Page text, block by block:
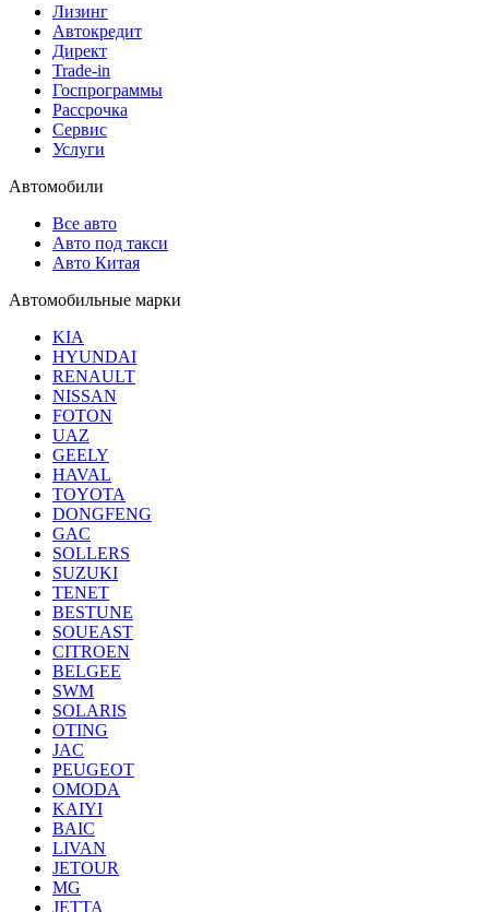
Лизинг
Автокредит
Директ
Trade-in
Госпрограммы
Рассрочка
Сервис
Услуги
Автомобили
Все авто
Авто под такси
Авто Китая
Автомобильные марки
KIA
HYUNDAI
RENAULT
NISSAN
FOTON
UAZ
GEELY
HAVAL
TOYOTA
DONGFENG
GAC
SOLLERS
SUZUKI
TENET
BESTUNE
SOUEAST
CITROEN
BELGEE
SWM
SOLARIS
OTING
JAC
PEUGEOT
OMODA
KAIYI
BAIC
LIVAN
JETOUR
MG
JETTA